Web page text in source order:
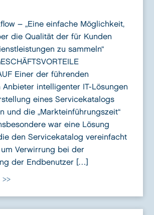
– „Eine einfache Möglichkeit,
die Qualität der für Kunden
zu sammeln“
Einer der führenden
Anbieter intelligenter IT-Lösungen
eines Servicekatalogs
und die „Markteinführungszeit“
war eine Lösung
den Servicekatalog vereinfacht
Verwirrung bei der
der Endbenutzer […]